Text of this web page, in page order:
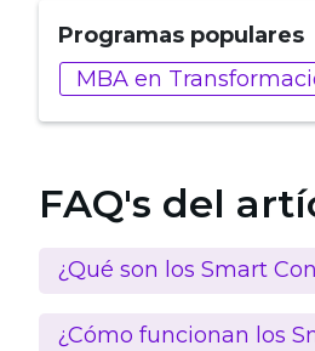
Programas populares
MBA en
FAQ's del
¿Qué son los Smart
¿Cómo funcionan los